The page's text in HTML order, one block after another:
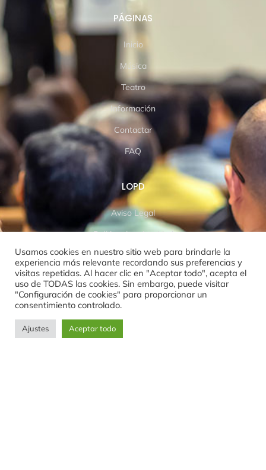
PÁGINAS
Inicio
Música
Teatro
Información
Contactar
FAQ
LOPD
Aviso Legal
Política de privacidad
Política de cookies
Política de devoluciones
SUSCRÍBASE A NUESTRO BOLETÍN
Usamos cookies en nuestro sitio web para brindarle la
experiencia más relevante recordando sus preferencias y
visitas repetidas. Al hacer clic en "Aceptar todo", acepta el
uso de TODAS las cookies. Sin embargo, puede visitar
"Configuración de cookies" para proporcionar un
consentimiento controlado.
Ajustes Aceptar todo